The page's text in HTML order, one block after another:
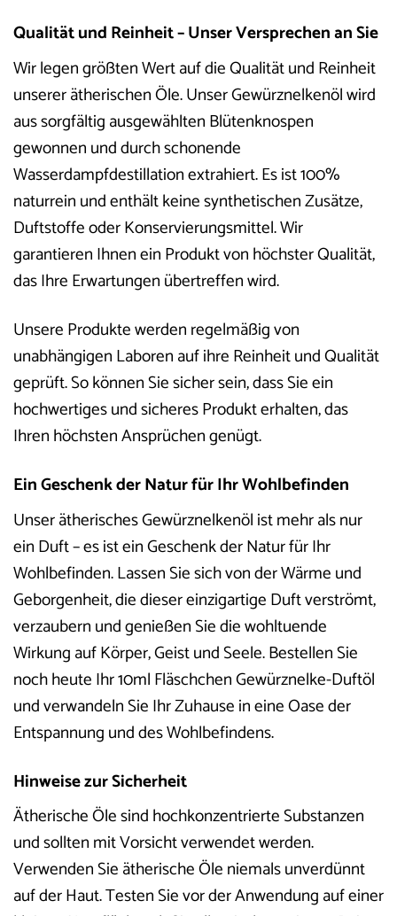
Qualität und Reinheit – Unser Versprechen an Sie
Wir legen größten Wert auf die Qualität und Reinheit
unserer ätherischen Öle. Unser Gewürznelkenöl wird
aus sorgfältig ausgewählten Blütenknospen
gewonnen und durch schonende
Wasserdampfdestillation extrahiert. Es ist 100%
naturrein und enthält keine synthetischen Zusätze,
Duftstoffe oder Konservierungsmittel. Wir
garantieren Ihnen ein Produkt von höchster Qualität,
das Ihre Erwartungen übertreffen wird.
Unsere Produkte werden regelmäßig von
unabhängigen Laboren auf ihre Reinheit und Qualität
geprüft. So können Sie sicher sein, dass Sie ein
hochwertiges und sicheres Produkt erhalten, das
Ihren höchsten Ansprüchen genügt.
Ein Geschenk der Natur für Ihr Wohlbefinden
Unser ätherisches Gewürznelkenöl ist mehr als nur
ein Duft – es ist ein Geschenk der Natur für Ihr
Wohlbefinden. Lassen Sie sich von der Wärme und
Geborgenheit, die dieser einzigartige Duft verströmt,
verzaubern und genießen Sie die wohltuende
Wirkung auf Körper, Geist und Seele. Bestellen Sie
noch heute Ihr 10ml Fläschchen Gewürznelke-Duftöl
und verwandeln Sie Ihr Zuhause in eine Oase der
Entspannung und des Wohlbefindens.
Hinweise zur Sicherheit
Ätherische Öle sind hochkonzentrierte Substanzen
und sollten mit Vorsicht verwendet werden.
Verwenden Sie ätherische Öle niemals unverdünnt
auf der Haut. Testen Sie vor der Anwendung auf einer